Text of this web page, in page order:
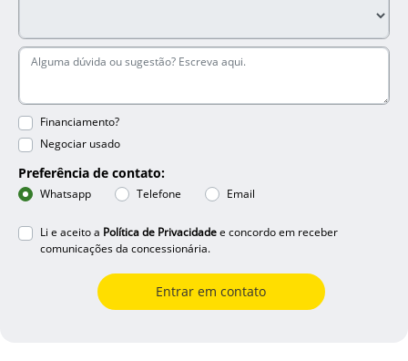
Financiamento?
Negociar usado
Preferência de contato:
Whatsapp Telefone Email
Li e aceito a Política de Privacidadee concordo em receber
comunicações da concessionária.
Entrar em contato